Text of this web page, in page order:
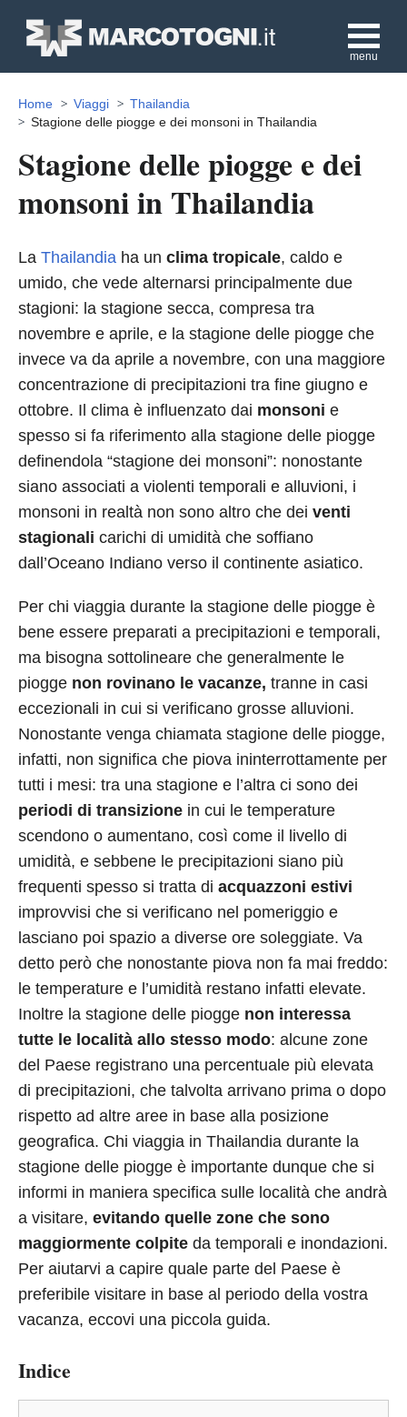
menu
Home Viaggi
Thailandia
Stagione delle piogge e dei monsoni in Thailandia
Stagione delle piogge e dei
monsoni in Thailandia
La Thailandia ha un clima tropicale, caldo e
umido, che vede alternarsi principalmente due
stagioni: la stagione secca, compresa tra
novembre e aprile, e la stagione delle piogge che
invece va da aprile a novembre, con una maggiore
concentrazione di precipitazioni tra fine giugno e
ottobre. Il clima è influenzato dai monsoni e
spesso si fa riferimento alla stagione delle piogge
definendola “stagione dei monsoni”: nonostante
siano associati a violenti temporali e alluvioni, i
monsoni in realtà non sono altro che dei venti
stagionali carichi di umidità che soffiano
dall’Oceano Indiano verso il continente asiatico.
Per chi viaggia durante la stagione delle piogge è
bene essere preparati a precipitazioni e temporali,
ma bisogna sottolineare che generalmente le
piogge non rovinano le vacanze, tranne in casi
eccezionali in cui si verificano grosse alluvioni.
Nonostante venga chiamata stagione delle piogge,
infatti, non significa che piova ininterrottamente per
tutti i mesi: tra una stagione e l’altra ci sono dei
periodi di transizione in cui le temperature
scendono o aumentano, così come il livello di
umidità, e sebbene le precipitazioni siano più
frequenti spesso si tratta di acquazzoni estivi
improvvisi che si verificano nel pomeriggio e
lasciano poi spazio a diverse ore soleggiate. Va
detto però che nonostante piova non fa mai freddo:
le temperature e l’umidità restano infatti elevate.
Inoltre la stagione delle piogge non interessa
tutte le località allo stesso modo: alcune zone
del Paese registrano una percentuale più elevata
di precipitazioni, che talvolta arrivano prima o dopo
rispetto ad altre aree in base alla posizione
geografica. Chi viaggia in Thailandia durante la
stagione delle piogge è importante dunque che si
informi in maniera specifica sulle località che andrà
a visitare, evitando quelle zone che sono
maggiormente colpite da temporali e inondazioni.
Per aiutarvi a capire quale parte del Paese è
preferibile visitare in base al periodo della vostra
vacanza, eccovi una piccola guida.
Indice